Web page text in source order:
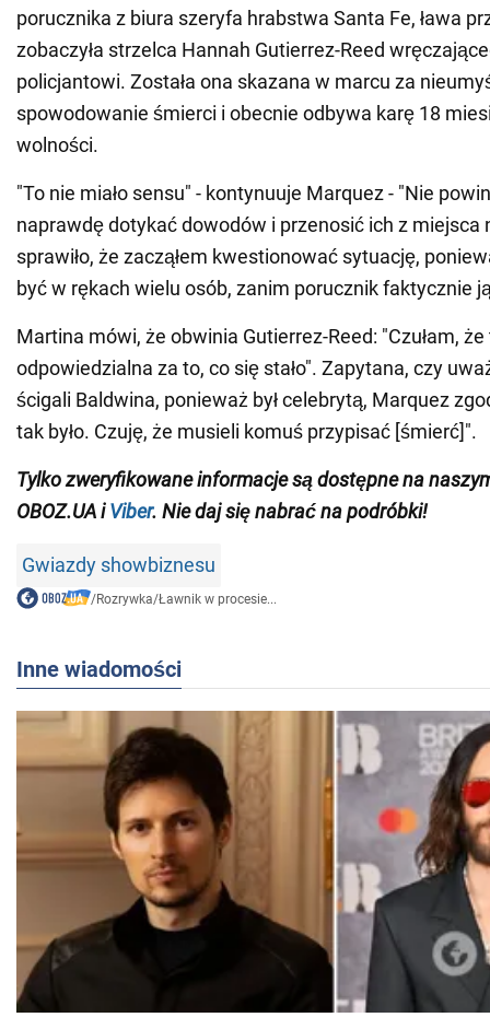
porucznika z biura szeryfa hrabstwa Santa Fe, ława
zobaczyła strzelca Hannah Gutierrez-Reed
policjantowi. Została ona skazana w marcu za
spowodowanie śmierci i obecnie odbywa karę 18
wolności.
"To nie miało sensu" - kontynuuje Marquez - "Nie
naprawdę dotykać dowodów i przenosić ich z miejsca
sprawiło, że zacząłem kwestionować sytuację,
być w rękach wielu osób, zanim porucznik faktycznie
Martina mówi, że obwinia Gutierrez-Reed: "Czułam,
odpowiedzialna za to, co się stało". Zapytana, czy
ścigali Baldwina, ponieważ był celebrytą, Marquez
tak było. Czuję, że musieli komuś przypisać [śmierć]".
Tylko zweryfikowane informacje są dostępne na
OBOZ.UA iViber. Nie daj się nabrać na podróbki!
Gwiazdy showbiznesu
/Rozrywka/Ławnik w procesie...
Inne wiadomości